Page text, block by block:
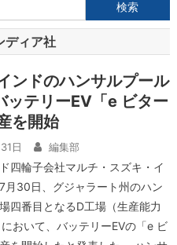
索:
ディア社
ンドのハンサルプール
ッテリーEV「e ビター
を開始
日 編集部
四輪子会社マルチ・スズキ・イ
月30日、グジャラート州のハン
四番目となるD工場（生産能力
おいて、バッテリーEVの「e ビ